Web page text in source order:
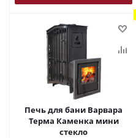
Печь для бани Варвара
Терма Каменка мини
стекло